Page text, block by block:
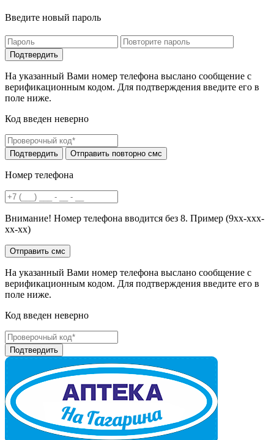
Введите новый пароль
На указанный Вами номер телефона выслано сообщение с
верификационным кодом. Для подтверждения введите его в
поле ниже.
Код введен неверно
Номер телефона
Внимание! Номер телефона вводится без 8. Пример (9хх-ххх-
хх-хх)
На указанный Вами номер телефона выслано сообщение с
верификационным кодом. Для подтверждения введите его в
поле ниже.
Код введен неверно